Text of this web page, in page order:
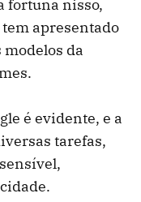
fortuna nisso,
apresentado
da
é evidente, e a
tarefas,